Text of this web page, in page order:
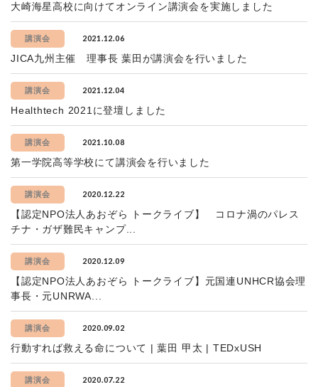
大崎海星高校に向けてオンライン講演会を実施しました
講演会 2021.12.06
JICA九州主催 理事長 葉田が講演会を行いました
講演会 2021.12.04
Healthtech 2021に登壇しました
講演会 2021.10.08
第一学院高等学校にて講演会を行いました
講演会 2020.12.22
【認定NPO法人あおぞら トークライブ】 コロナ渦のパレス
チナ・ガザ難民キャンプ...
講演会 2020.12.09
【認定NPO法人あおぞら トークライブ】元国連UNHCR協会理
事長・元UNRWA...
講演会 2020.09.02
行動すれば救える命について | 葉田 甲太 | TEDxUSH
講演会 2020.07.22